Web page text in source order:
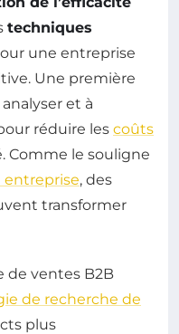
techniques
une entreprise
Une première
et à
réduire les coûts
Comme le souligne
entreprise, des
transformer
de ventes B2B
de recherche de
plus